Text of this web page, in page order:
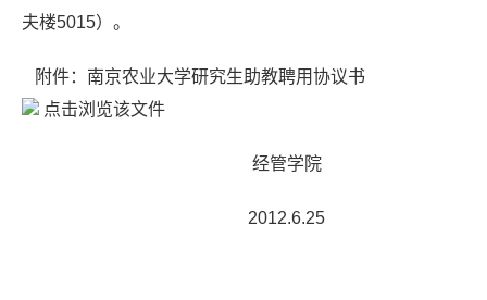
夫楼5015）。
附件：南京农业大学研究生助教聘用协议书
点击浏览该文件
经管学院
2012.6.25